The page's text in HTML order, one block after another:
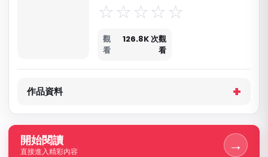
觀
看
126.8K 次觀
看
作品資料
開始閱讀
直接進入精彩內容 →